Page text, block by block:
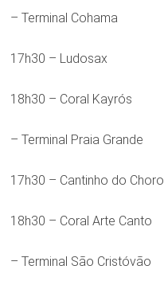
– Terminal Cohama
17h30 – Ludosax
18h30 – Coral Kayrós
– Terminal Praia Grande
17h30 – Cantinho do Choro
18h30 – Coral Arte Canto
– Terminal São Cristóvão